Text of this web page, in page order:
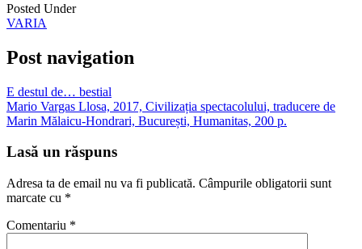
Posted Under
VARIA
Post navigation
E destul de… bestial
Mario Vargas Llosa, 2017, Civilizația spectacolului, traducere de
Marin Mălaicu-Hondrari, București, Humanitas, 200 p.
Lasă un răspuns
Adresa ta de email nu va fi publicată. Câmpurile obligatorii sunt
marcate cu *
Comentariu *